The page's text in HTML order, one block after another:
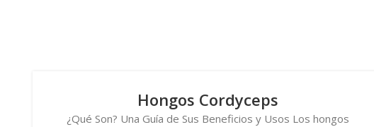
Hongos Cordyceps
¿Qué Son? Una Guía de Sus Beneficios y Usos Los hongos